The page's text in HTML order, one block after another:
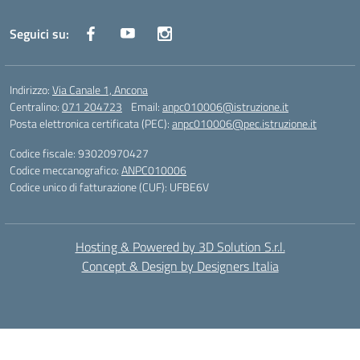
Seguici su:
Indirizzo:Via Canale 1, Ancona
Centralino:071 204723 Email:anpc010006@istruzione.it
Posta elettronica certificata (PEC):anpc010006@pec.istruzione.it
Codice fiscale: 93020970427
Codice meccanografico:ANPC010006
Codice unico di fatturazione (CUF): UFBE6V
Hosting & Powered by 3D Solution S.r.l.
Concept & Design by Designers Italia